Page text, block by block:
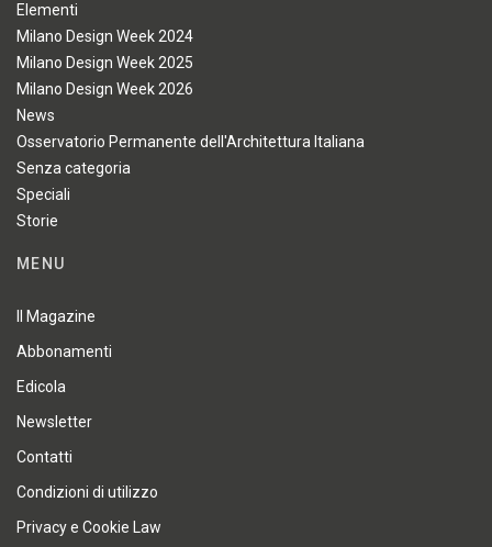
Elementi
Milano Design Week 2024
Milano Design Week 2025
Milano Design Week 2026
News
Osservatorio Permanente dell'Architettura Italiana
Senza categoria
Speciali
Storie
MENU
Il Magazine
Abbonamenti
Edicola
Newsletter
Contatti
Condizioni di utilizzo
Privacy e Cookie Law